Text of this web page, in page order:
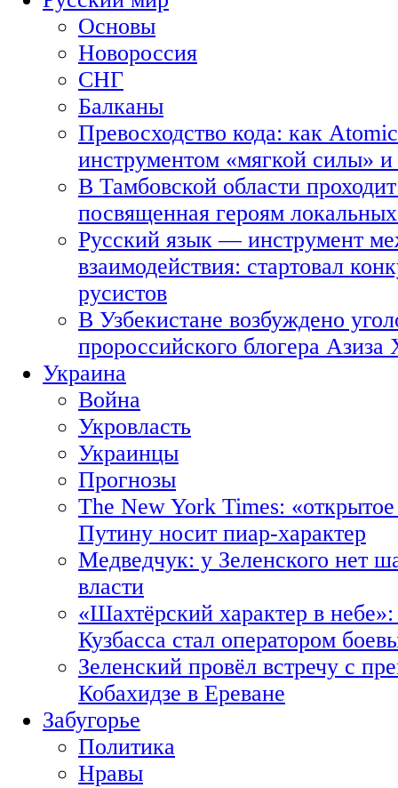
Основы
Новороссия
СНГ
Балканы
Превосходство кода: как
инструментом «мягкой силы» и
В Тамбовской области
посвященная героям
Русский язык — инструмент
взаимодействия: стартовал
русистов
В Узбекистане возбуждено
пророссийского блогера Азиза
Украина
Война
Укровласть
Украинцы
Прогнозы
The New York Times:
Путину носит пиар-характер
Медведчук: у Зеленского нет
власти
«Шахтёрский характер в
Кузбасса стал оператором
Зеленский провёл встречу с
Кобахидзе в Ереване
Забугорье
Политика
Нравы